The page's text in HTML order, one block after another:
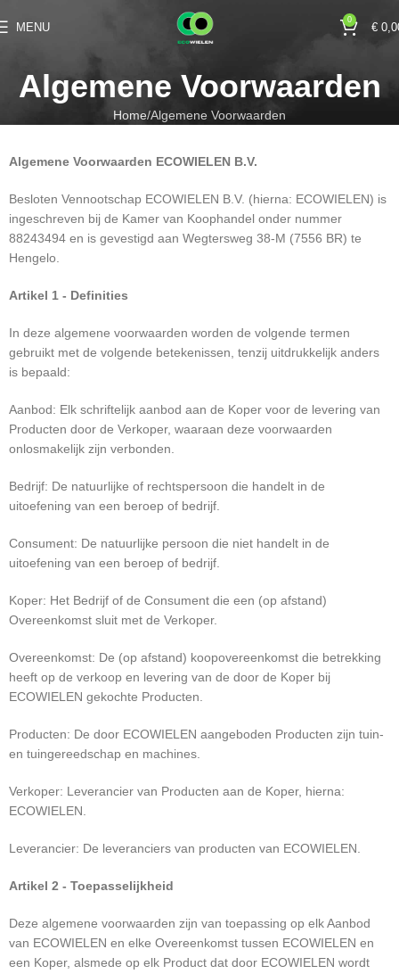
MENU
0
€
Algemene Voorwaarden
Home Algemene Voorwaarden
Algemene Voorwaarden ECOWIELEN B.V.
Besloten Vennootschap ECOWIELEN B.V. (hierna: ECOWIELEN) is
ingeschreven bij de Kamer van Koophandel onder nummer
88243494 en is gevestigd aan Wegtersweg 38-M (7556 BR) te
Hengelo.
Artikel 1 - Definities
In deze algemene voorwaarden worden de volgende termen
gebruikt met de volgende betekenissen, tenzij uitdrukkelijk anders
is bepaald:
Aanbod: Elk schriftelijk aanbod aan de Koper voor de levering van
Producten door de Verkoper, waaraan deze voorwaarden
onlosmakelijk zijn verbonden.
Bedrijf: De natuurlijke of rechtspersoon die handelt in de
uitoefening van een beroep of bedrijf.
Consument: De natuurlijke persoon die niet handelt in de
uitoefening van een beroep of bedrijf.
Koper: Het Bedrijf of de Consument die een (op afstand)
Overeenkomst sluit met de Verkoper.
Overeenkomst: De (op afstand) koopovereenkomst die betrekking
heeft op de verkoop en levering van de door de Koper bij
ECOWIELEN gekochte Producten.
Producten: De door ECOWIELEN aangeboden Producten zijn tuin-
en tuingereedschap en machines.
Verkoper: Leverancier van Producten aan de Koper, hierna:
ECOWIELEN.
Leverancier: De leveranciers van producten van ECOWIELEN.
Artikel 2 - Toepasselijkheid
Deze algemene voorwaarden zijn van toepassing op elk Aanbod
van ECOWIELEN en elke Overeenkomst tussen ECOWIELEN en
een Koper, alsmede op elk Product dat door ECOWIELEN wordt